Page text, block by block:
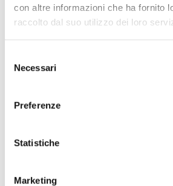
con altre informazioni che ha fornito
raccolto dal suo utilizzo dei loro
delNecessari
Preferenze
Statistiche
Marketing
droga nel carcere di Marino